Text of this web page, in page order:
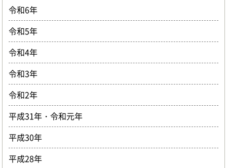
令和6年
令和5年
令和4年
令和3年
令和2年
平成31年・令和元年
平成30年
平成28年